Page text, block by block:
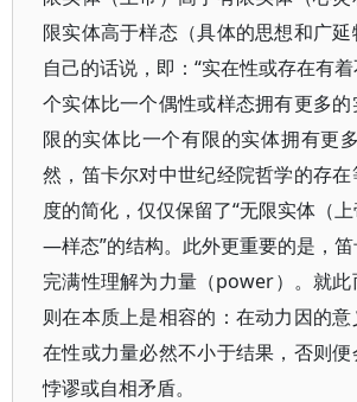
限实体高于样态（具体的思想和广
自己的话说，即：“实在性或存在有
个实体比一个偶性或样态拥有更多
限的实体比一个有限的实体拥有更
然，笛卡尔对中世纪经院哲学的存
度的简化，仅仅保留了“无限实体（
—样态”的结构。此外更重要的是，
完满性理解为力量（power）。就
则在本质上是相容的：在动力因的
在性或力量必然不小于结果，否则
悖谬或自相矛盾。